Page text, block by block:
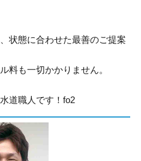
状態に合わせた最善のご提案
料も一切かかりません。
道職人です！fo2